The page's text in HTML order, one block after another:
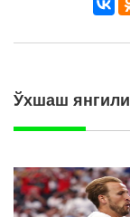
Ўхшаш